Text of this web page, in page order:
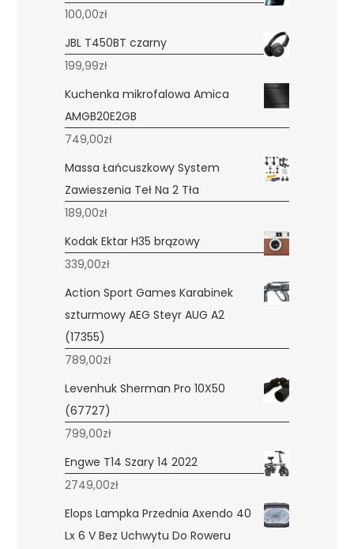
100,00zł
JBL T450BT czarny
199,99zł
Kuchenka mikrofalowa Amica
AMGB20E2GB
749,00zł
Massa Łańcuszkowy System
Zawieszenia Teł Na 2 Tła
189,00zł
Kodak Ektar H35 brązowy
339,00zł
Action Sport Games Karabinek
szturmowy AEG Steyr AUG A2
(17355)
789,00zł
Levenhuk Sherman Pro 10X50
(67727)
799,00zł
Engwe T14 Szary 14 2022
2749,00zł
Elops Lampka Przednia Axendo 40
Lx 6 V Bez Uchwytu Do Roweru